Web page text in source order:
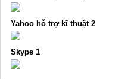
Yahoo hỗ trợ kĩ thuật 2
Skype 1